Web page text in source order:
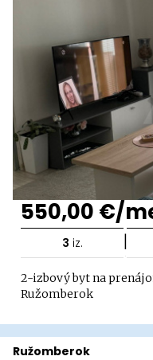
550,00 €/
3 iz. |
2-izbový byt na
Ružomberok
Ružomberok